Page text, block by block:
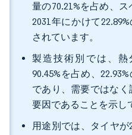
量の70.21%を占め、
2031年にかけて
されています。
製造技術別では、熱
90.45%を占め、
であり、需要ではな
要因であることを示し
用途別では、タイヤが